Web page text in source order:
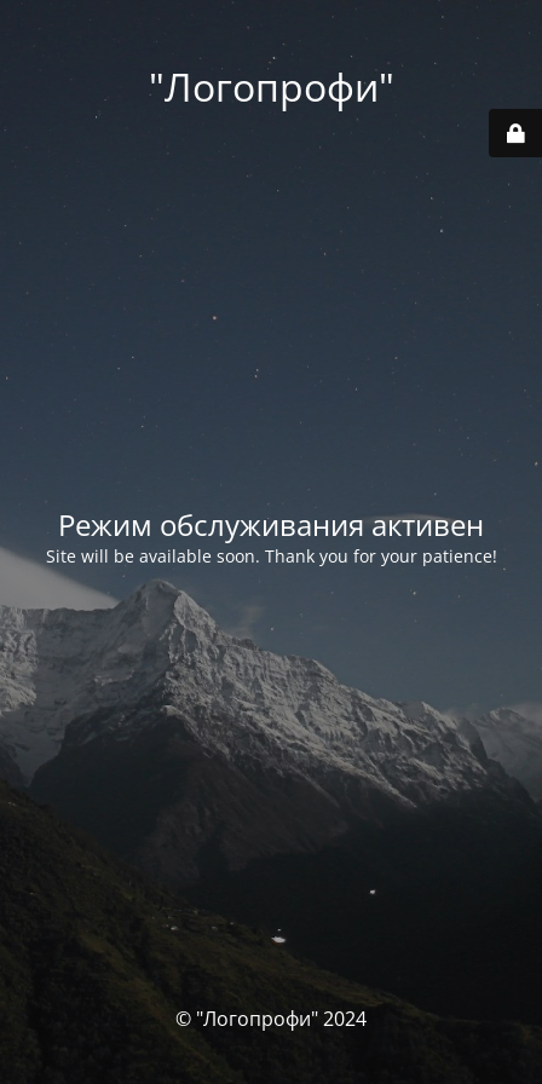
"Логопрофи"
Режим обслуживания активен
Site will be available soon. Thank you for your patience!
© "Логопрофи" 2024